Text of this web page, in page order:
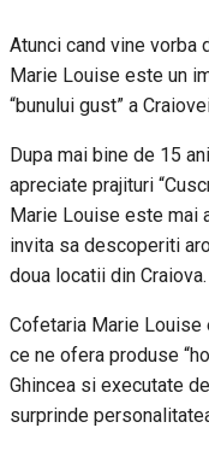
Atunci cand vine vorba
Marie Louise este un
“bunului gust” a
Dupa mai bine de 15
apreciate prajituri
Marie Louise este mai
invita sa descoperiti
doua locatii din Craiova.
Cofetaria Marie Louise
ce ne ofera produse
Ghincea si executate
surprinde